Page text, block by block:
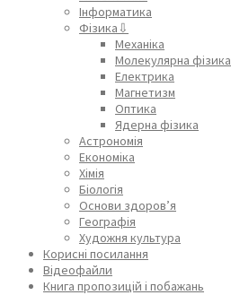
Інформатика
Фізика⇩
Механіка
Молекулярна фізика
Електрика
Магнетизм
Оптика
Ядерна фізика
Астрономія
Економіка
Хімія
Біологія
Основи здоров’я
Географія
Художня культура
Корисні посилання
Відеофайли
Книга пропозицій і побажань